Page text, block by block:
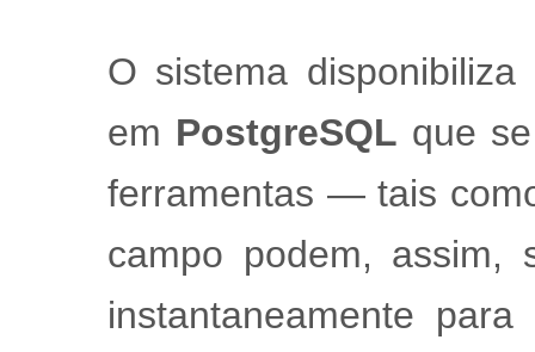
O sistema
em PostgreSQL que
ferramentas — tais
campo podem, assim,
instantaneamente